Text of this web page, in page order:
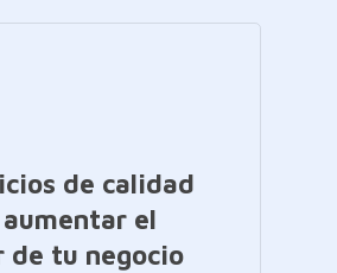
de calidad
el
de tu negocio